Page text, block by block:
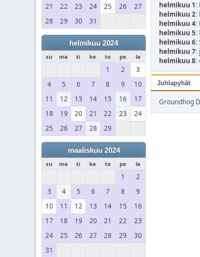
21
22 23 24 25 26
27
28
29 30 31
helmikuu 2024
su ma ti ke to pe la
1 2
3
4
5 6 7 8 9
10
11
12 13 14 15 16
17
18
19 20 21 22 23
24
25
26 27 28 29
maaliskuu 2024
su ma ti ke to pe la
1
2
3
4 5 6 7 8
9
10
11 12 13 14 15
16
17
18 19 20 21 22
23
24
25 26 27 28 29
30
31
helmikuu 1:
helmikuu 2:
helmikuu 4:
helmikuu 5:
helmikuu 6:
helmikuu 7:
helmikuu 8:
Juhlapyhät
Groundhog